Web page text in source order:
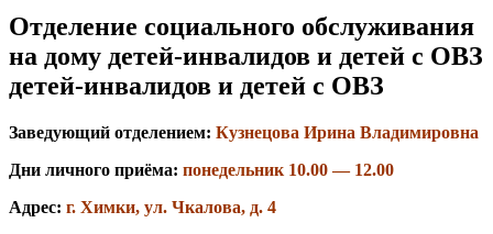
Отделение социального обслуживания
на дому детей-инвалидов и детей с ОВЗ
детей-инвалидов и детей с ОВЗ
Заведующий отделением: Кузнецова Ирина Владимировна
Дни личного приёма: понедельник 10.00 — 12.00
Адрес: г. Химки, ул. Чкалова, д. 4